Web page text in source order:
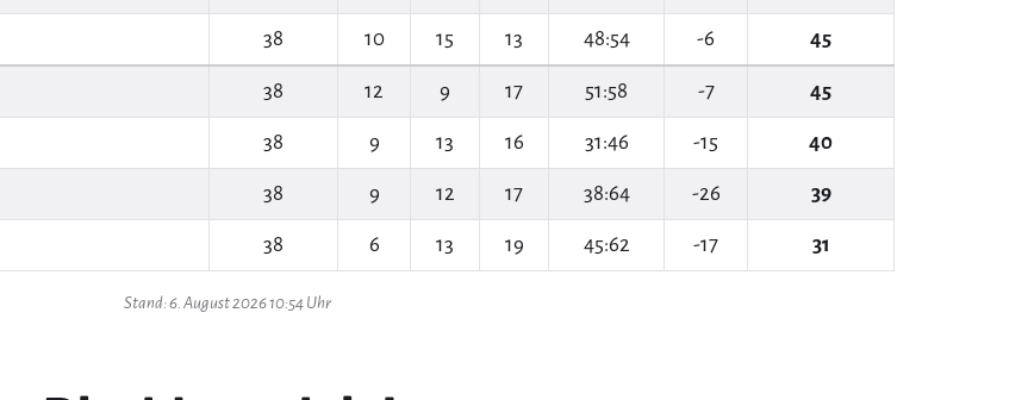
38 10 15 13 48:54 -6 45
38 12 9 17 51:58 -7 45
38 9 13 16 31:46 -15 40
38 9 12 17 38:64 -26 39
38 6 13 19 45:62 -17 31
Stand: 6. August 2026 10:54 Uhr